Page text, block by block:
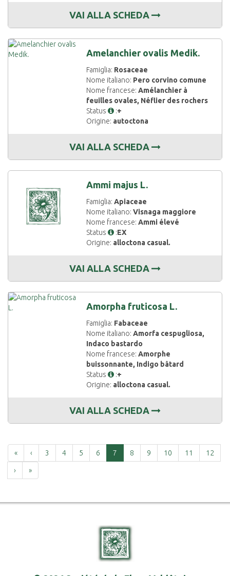
VAI ALLA SCHEDA
Amelanchier ovalis Medik.
Famiglia: Rosaceae
Nome italiano: Pero corvino comune
Nome francese:Amélanchier à
feuilles ovales, Néflier des rochers
Status
:+
Origine: autoctona
VAI ALLA SCHEDA
Ammi majus L.
Famiglia:Apiaceae
Nome italiano:Visnaga maggiore
Nome francese:Ammi élevé
Status
:EX
Origine: alloctona casual.
VAI ALLA SCHEDA
Amorpha fruticosa L.
Famiglia: Fabaceae
Nome italiano:Amorfa cespugliosa,
Indaco bastardo
Nome francese:Amorphe
buissonnante, Indigo bâtard
Status
:+
Origine: alloctona casual.
VAI ALLA SCHEDA
Prima
« Precedente
‹ 3 4 5 6 7 8 9 10 11 12
Successiva
› Ultima
»